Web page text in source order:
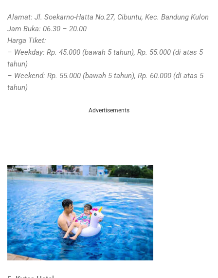
Alamat: Jl. Soekarno-Hatta No.27, Cibuntu, Kec. Bandung Kulon
Jam Buka: 06.30 – 20.00
Harga Tiket:
– Weekday: Rp. 45.000 (bawah 5 tahun), Rp. 55.000 (di atas 5
tahun)
– Weekend: Rp. 55.000 (bawah 5 tahun), Rp. 60.000 (di atas 5
tahun)
Advertisements